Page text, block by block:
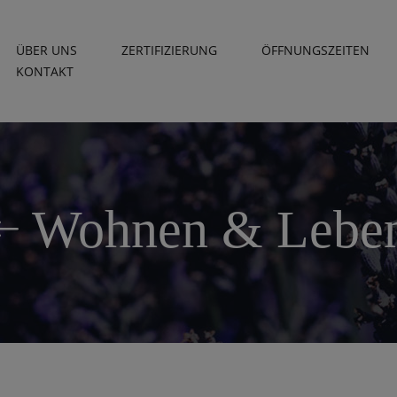
ÜBER UNS ZERTIFIZIERUNG
ÖFFNUNGSZEITEN
KONTAKT
Wohnen &